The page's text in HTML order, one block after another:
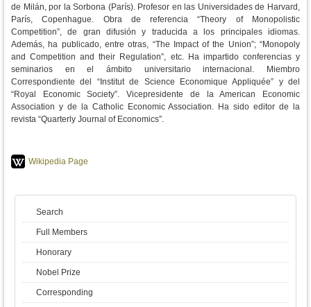
de Milán, por la Sorbona (París). Profesor en las Universidades de Harvard,
París, Copenhague. Obra de referencia “Theory of Monopolistic
Competition”, de gran difusión y traducida a los principales idiomas.
Además, ha publicado, entre otras, “The Impact of the Union”; “Monopoly
and Competition and their Regulation”, etc. Ha impartido conferencias y
seminarios en el ámbito universitario internacional. Miembro
Correspondiente del “Institut de Science Economique Appliquée” y del
“Royal Economic Society”. Vicepresidente de la American Economic
Association y de la Catholic Economic Association. Ha sido editor de la
revista “Quarterly Journal of Economics”.
Wikipedia Page
Search
Full Members
Honorary
Nobel Prize
Corresponding